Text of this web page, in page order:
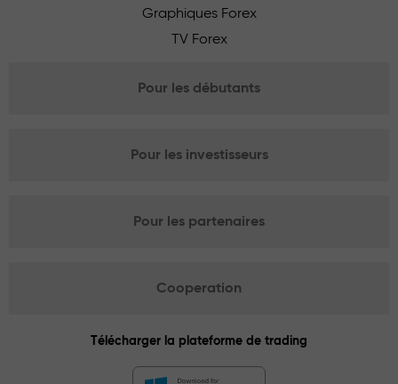
Graphiques Forex
TV Forex
Pour les débutants
Pour les investisseurs
Pour les partenaires
Cooperation
Télécharger la plateforme de trading